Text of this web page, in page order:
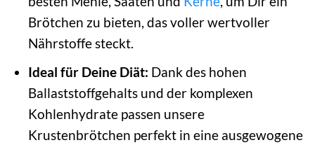
Brötchen zu bieten, das voller wertvoller
Nährstoffe steckt.
Ideal für Deine Diät: Dank des hohen
Ballaststoffgehalts und der komplexen
Kohlenhydrate passen unsere
Krustenbrötchen perfekt in eine ausgewogene